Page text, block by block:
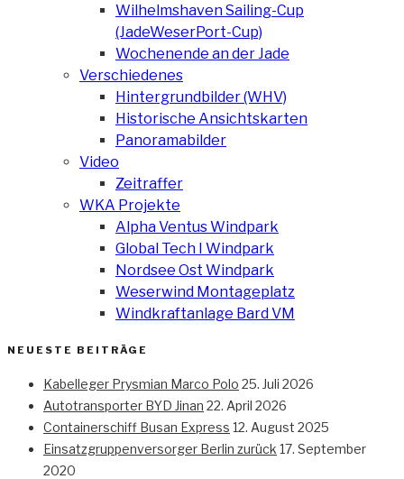
Wilhelmshaven Sailing-Cup
(JadeWeserPort-Cup)
Wochenende an der Jade
Verschiedenes
Hintergrundbilder (WHV)
Historische Ansichtskarten
Panoramabilder
Video
Zeitraffer
WKA Projekte
Alpha Ventus Windpark
Global Tech I Windpark
Nordsee Ost Windpark
Weserwind Montageplatz
Windkraftanlage Bard VM
NEUESTE BEITRÄGE
Kabelleger Prysmian Marco Polo 25. Juli 2026
Autotransporter BYD Jinan 22. April 2026
Containerschiff Busan Express 12. August 2025
Einsatzgruppenversorger Berlin zurück 17. September
2020